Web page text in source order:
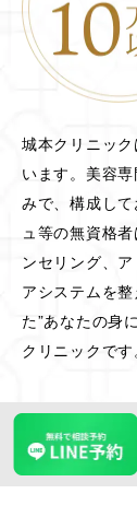
城本クリニッ
います。美容
みで、構成し
ュ等の無資格
ンセリング、
アシステムを
た”あなたの身
クリニックです